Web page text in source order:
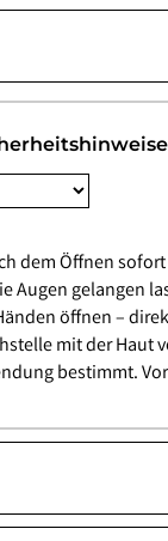
dem Öffnen
Augen gelangen
öffnen –
mit der Haut
bestimmt.